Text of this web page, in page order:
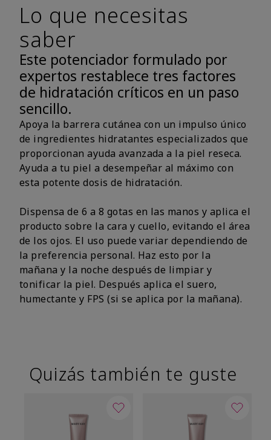
Lo que necesitas
saber
Este potenciador formulado por
expertos restablece tres factores
de hidratación críticos en un paso
sencillo.
Apoya la barrera cutánea con un impulso único
de ingredientes hidratantes especializados que
proporcionan ayuda avanzada a la piel reseca.
Ayuda a tu piel a desempeñar al máximo con
esta potente dosis de hidratación.
Dispensa de 6 a 8 gotas en las manos y aplica el
producto sobre la cara y cuello, evitando el área
de los ojos. El uso puede variar dependiendo de
la preferencia personal. Haz esto por la
mañana y la noche después de limpiar y
tonificar la piel. Después aplica el suero,
humectante y FPS (si se aplica por la mañana).
Quizás también te guste